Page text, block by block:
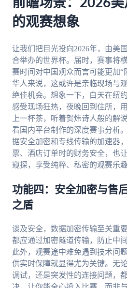
前瞻场景：2026
的观赛想象
让我们把目光投向2026年，由美
合举办的世界杯。届时，赛事将
赛时间对中国观众而言可能更加“
华人来说，这或许是亲临现场与
绝佳机会。想象一下，白天在纽
感受现场狂热，夜晚回到住所，
上一杯茶，听着贺炜诗人般的解
看国内平台制作的深度赛事分析
据安全加密和专线传输的加速器
票、酒店订单时的财务安全，也
窥探，享受纯粹、私密的观赛乐趣
功能四：安全加密与售
之盾
谈及安全，数据加密传输至关重
都应通过加密隧道传输，防止中
此外，观赛途中难免遇到技术问
供实时保障就显得尤为关键。无
调试，还是突发性的连接问题，